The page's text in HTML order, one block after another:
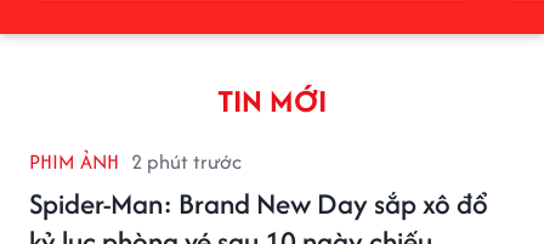
TIN MỚI
PHIM ẢNH 2 phút trước
Spider-Man: Brand New Day sắp xô đổ